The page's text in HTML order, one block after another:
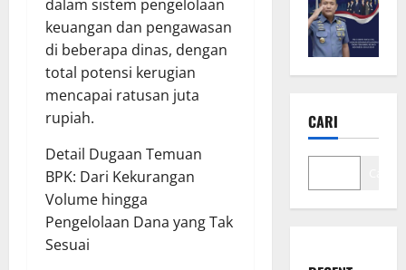
dalam sistem pengelolaan
keuangan dan pengawasan
di beberapa dinas, dengan
total potensi kerugian
mencapai ratusan juta
rupiah.
Detail Dugaan Temuan
BPK: Dari Kekurangan
Volume hingga
Pengelolaan Dana yang Tak
Sesuai
CARI